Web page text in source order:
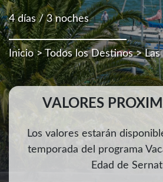
4 días / 3 noches
Inicio>Todos los Destinos> Las
VALORES
Los valores estarán
temporada del programa
Edad de